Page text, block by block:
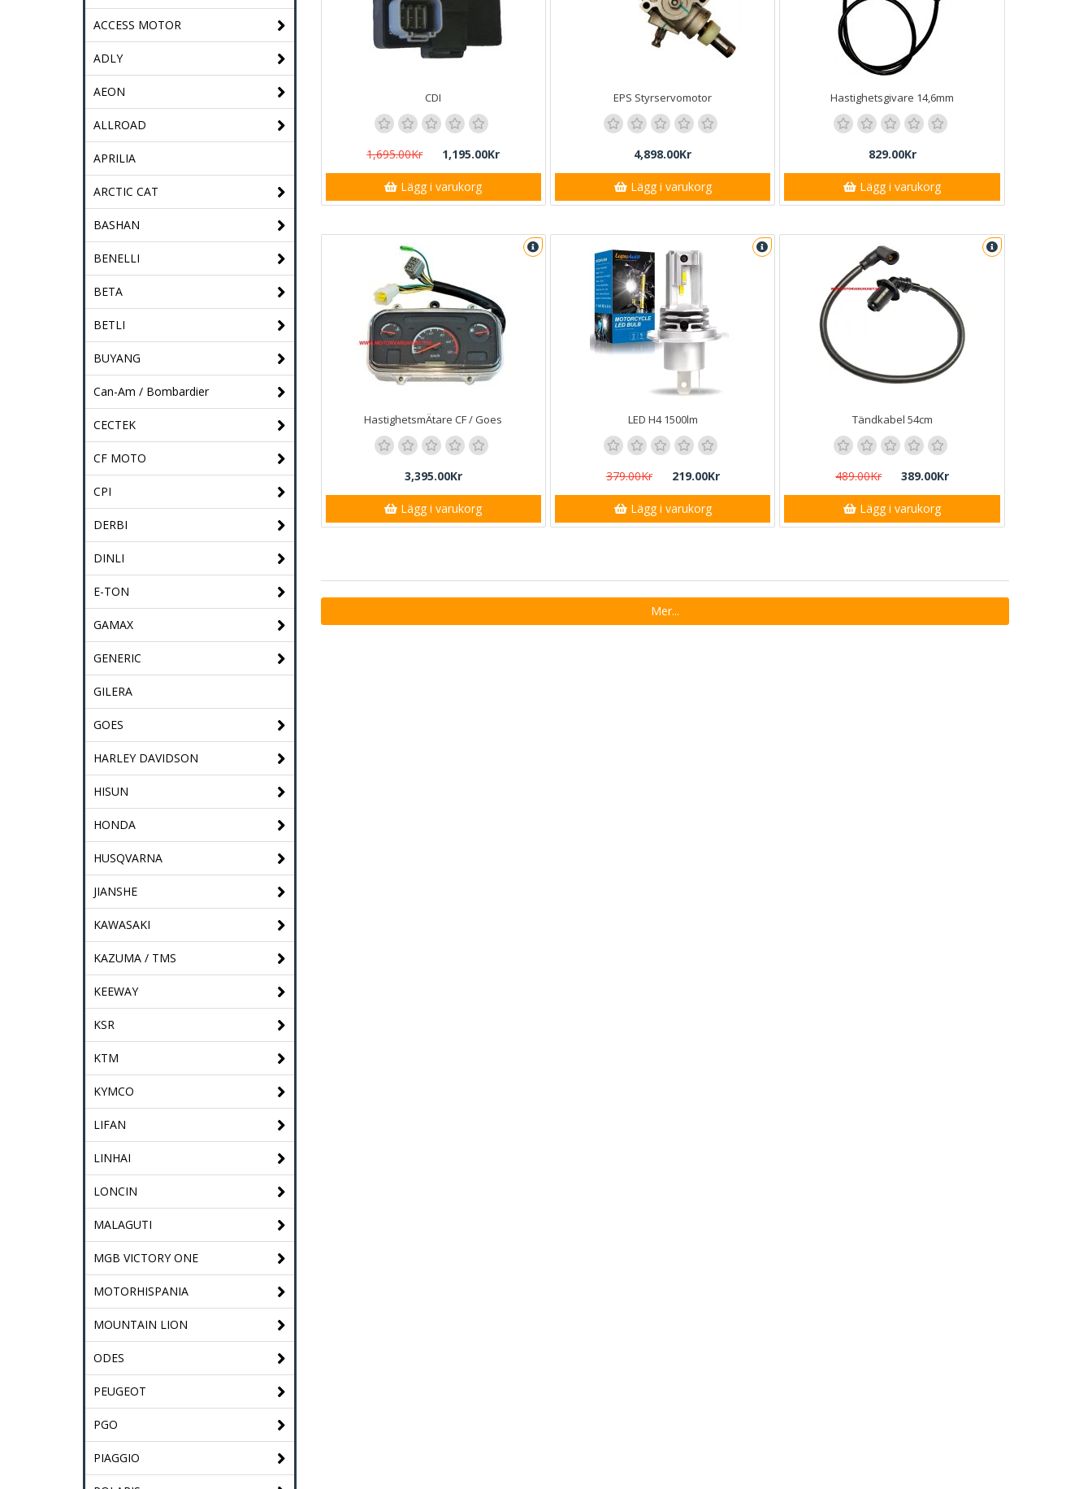
ACCESS MOTOR
ADLY
AEON
ALLROAD
APRILIA
ARCTIC CAT
BASHAN
BENELLI
BETA
BETLI
BUYANG
Can-Am / Bombardier
CECTEK
CF MOTO
CPI
DERBI
DINLI
E-TON
GAMAX
GENERIC
GILERA
GOES
HARLEY DAVIDSON
HISUN
HONDA
HUSQVARNA
JIANSHE
KAWASAKI
KAZUMA / TMS
KEEWAY
KSR
KTM
KYMCO
LIFAN
LINHAI
LONCIN
MALAGUTI
MGB VICTORY ONE
MOTORHISPANIA
MOUNTAIN LION
ODES
PEUGEOT
PGO
PIAGGIO
CDI
1,695.00Kr 1,195.00Kr
Lägg i varukorg
EPS Styrservomotor
4,898.00Kr
Lägg i varukorg
Hastighetsgivare 14,6mm
829.00Kr
Lägg i varukorg
HastighetsmÄtare CF / Goes
3,395.00Kr
Lägg i varukorg
LED H4 1500lm
379.00Kr 219.00Kr
Lägg i varukorg
Tändkabel 54cm
489.00Kr 389.00Kr
Lägg i varukorg
Mer...